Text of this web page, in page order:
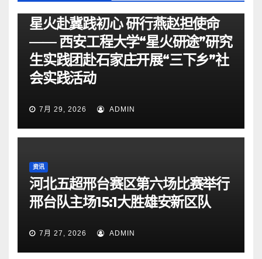
星火赴冀践初心 研行燕赵担使命
—— 西安工程大学“星火研途”研究
生实践团赴石家庄开展“三下乡”社
会实践活动
7月 29, 2026 ADMIN
资讯
河北五超邢台赛区第六场比赛举行
邢台队主场15:1大胜雄安新区队
7月 27, 2026 ADMIN